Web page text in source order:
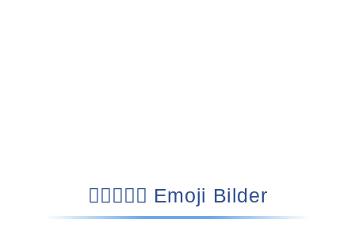
🧑🏿‍❤️‍🧑🏻 Emoji Bilder